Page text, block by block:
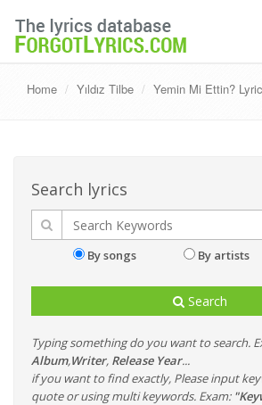
Home Yıldız Tilbe Yemin Mi Ettin?
Search lyrics
By songs By artists
Search
Typing something do you want to search.
Album,Writer, Release Year...
if you want to find exactly, Please input
quote or using multi keywords. Exam: